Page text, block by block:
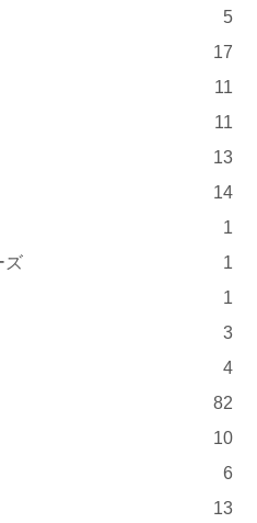
5
17
11
11
13
14
1
ズ
1
1
3
4
82
10
6
13